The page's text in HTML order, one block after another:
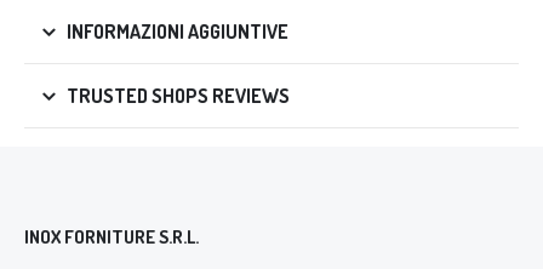
INFORMAZIONI AGGIUNTIVE
TRUSTED SHOPS REVIEWS
INOX FORNITURE S.R.L.